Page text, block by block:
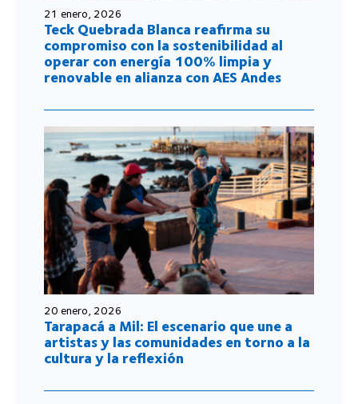
21 enero, 2026
Teck Quebrada Blanca reafirma su
compromiso con la sostenibilidad al
operar con energía 100% limpia y
renovable en alianza con AES Andes
20 enero, 2026
Tarapacá a Mil: El escenario que une a
artistas y las comunidades en torno a la
cultura y la reflexión